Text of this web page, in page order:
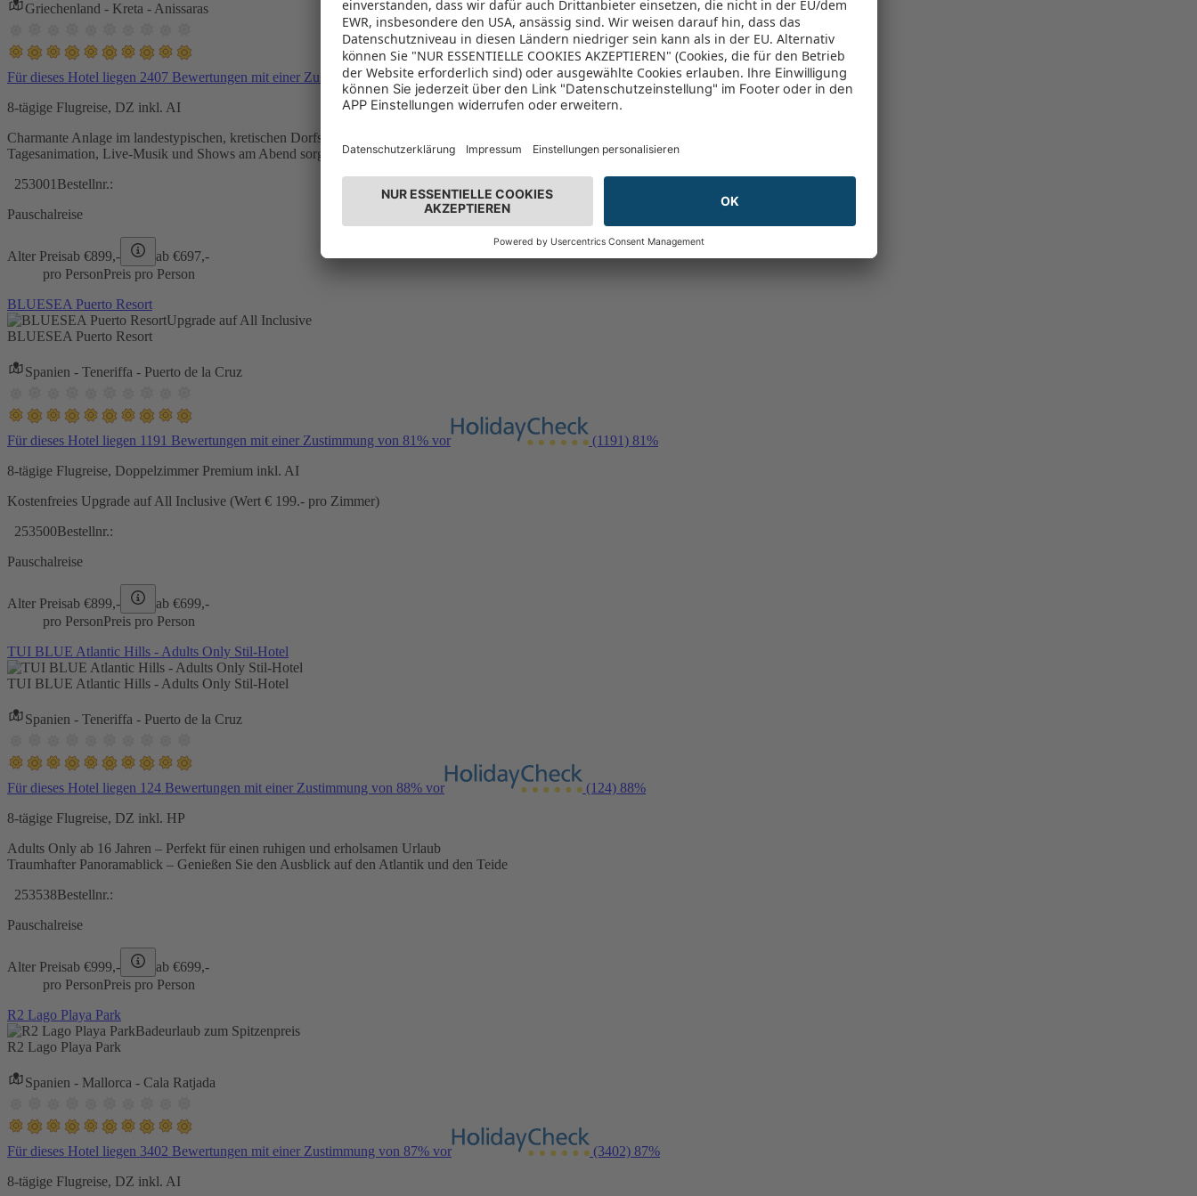
Griechenland - Kreta - Anissaras
Für dieses Hotel liegen 2407 Bewertungen mit einer Zustimmung von 96% vor (2407) 96%
8-tägige Flugreise, DZ inkl. AI
Charmante Anlage im landestypischen, kretischen Dorfstil
Tagesanimation, Live-Musik und Shows am Abend sorgen für Unterhaltung
253001Bestellnr.:
Pauschalreise
Alter Preisab €899,- ab €697,-
pro PersonPreis pro Person
BLUESEA Puerto Resort
Upgrade auf All Inclusive
BLUESEA Puerto Resort
Spanien - Teneriffa - Puerto de la Cruz
Für dieses Hotel liegen 1191 Bewertungen mit einer Zustimmung von 81% vor (1191) 81%
8-tägige Flugreise, Doppelzimmer Premium inkl. AI
Kostenfreies Upgrade auf All Inclusive (Wert € 199.- pro Zimmer)
253500Bestellnr.:
Pauschalreise
Alter Preisab €899,- ab €699,-
pro PersonPreis pro Person
TUI BLUE Atlantic Hills - Adults Only Stil-Hotel
TUI BLUE Atlantic Hills - Adults Only Stil-Hotel
Spanien - Teneriffa - Puerto de la Cruz
Für dieses Hotel liegen 124 Bewertungen mit einer Zustimmung von 88% vor (124) 88%
8-tägige Flugreise, DZ inkl. HP
Adults Only ab 16 Jahren – Perfekt für einen ruhigen und erholsamen Urlaub
Traumhafter Panoramablick – Genießen Sie den Ausblick auf den Atlantik und den Teide
253538Bestellnr.:
Pauschalreise
Alter Preisab €999,- ab €699,-
pro PersonPreis pro Person
R2 Lago Playa Park
Badeurlaub zum Spitzenpreis
R2 Lago Playa Park
Spanien - Mallorca - Cala Ratjada
Für dieses Hotel liegen 3402 Bewertungen mit einer Zustimmung von 87% vor (3402) 87%
8-tägige Flugreise, DZ inkl. AI